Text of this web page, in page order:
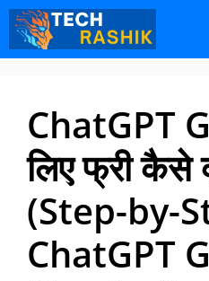
Skip
content
Skip
content
ChatGPT
लिए फ्री
(Step-by-
ChatGPT